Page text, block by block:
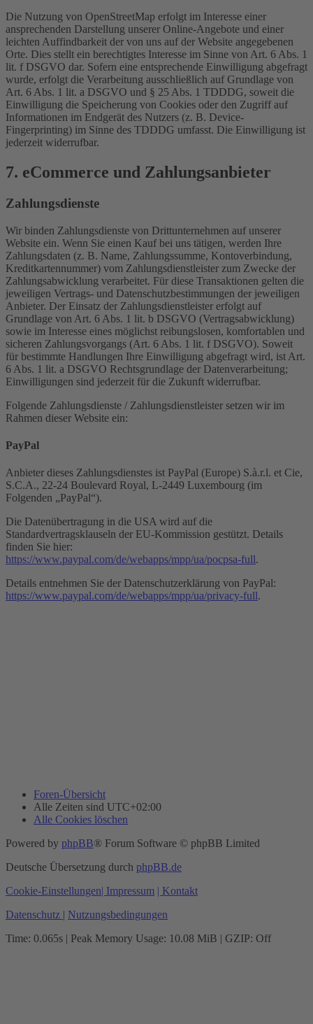
Die Nutzung von OpenStreetMap erfolgt im Interesse einer
ansprechenden Darstellung unserer Online-Angebote und einer
leichten Auffindbarkeit der von uns auf der Website angegebenen
Orte. Dies stellt ein berechtigtes Interesse im Sinne von Art. 6 Abs. 1
lit. f DSGVO dar. Sofern eine entsprechende Einwilligung abgefragt
wurde, erfolgt die Verarbeitung ausschließlich auf Grundlage von
Art. 6 Abs. 1 lit. a DSGVO und § 25 Abs. 1 TDDDG, soweit die
Einwilligung die Speicherung von Cookies oder den Zugriff auf
Informationen im Endgerät des Nutzers (z. B. Device-
Fingerprinting) im Sinne des TDDDG umfasst. Die Einwilligung ist
jederzeit widerrufbar.
7. eCommerce und Zahlungs­anbieter
Zahlungsdienste
Wir binden Zahlungsdienste von Drittunternehmen auf unserer
Website ein. Wenn Sie einen Kauf bei uns tätigen, werden Ihre
Zahlungsdaten (z. B. Name, Zahlungssumme, Kontoverbindung,
Kreditkartennummer) vom Zahlungsdienstleister zum Zwecke der
Zahlungsabwicklung verarbeitet. Für diese Transaktionen gelten die
jeweiligen Vertrags- und Datenschutzbestimmungen der jeweiligen
Anbieter. Der Einsatz der Zahlungsdienstleister erfolgt auf
Grundlage von Art. 6 Abs. 1 lit. b DSGVO (Vertragsabwicklung)
sowie im Interesse eines möglichst reibungslosen, komfortablen und
sicheren Zahlungsvorgangs (Art. 6 Abs. 1 lit. f DSGVO). Soweit
für bestimmte Handlungen Ihre Einwilligung abgefragt wird, ist Art.
6 Abs. 1 lit. a DSGVO Rechtsgrundlage der Datenverarbeitung;
Einwilligungen sind jederzeit für die Zukunft widerrufbar.
Folgende Zahlungsdienste / Zahlungsdienstleister setzen wir im
Rahmen dieser Website ein:
PayPal
Anbieter dieses Zahlungsdienstes ist PayPal (Europe) S.à.r.l. et Cie,
S.C.A., 22-24 Boulevard Royal, L-2449 Luxembourg (im
Folgenden „PayPal“).
Die Datenübertragung in die USA wird auf die
Standardvertragsklauseln der EU-Kommission gestützt. Details
finden Sie hier:
https://www.paypal.com/de/webapps/mpp/ua/pocpsa-full.
Details entnehmen Sie der Datenschutzerklärung von PayPal:
https://www.paypal.com/de/webapps/mpp/ua/privacy-full.
Foren-Übersicht
Alle Zeiten sind UTC+02:00
Alle Cookies löschen
Powered by phpBB® Forum Software © phpBB Limited
Deutsche Übersetzung durch phpBB.de
Cookie-Einstellungen| Impressum | Kontakt
Datenschutz | Nutzungsbedingungen
Time: 0.065s | Peak Memory Usage: 10.08 MiB | GZIP: Off